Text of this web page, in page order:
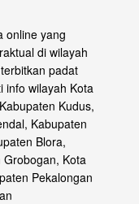
online yang
di wilayah
padat
info wilayah Kota
Kudus,
Kabupaten
Blora,
Kota
Pekalongan